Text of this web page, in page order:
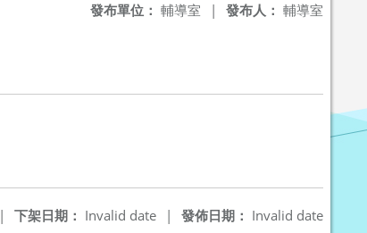
發布人： 輔導室
發布單位： 輔導室 |
發佈日期： Invalid date
下架日期： Invalid date |
|